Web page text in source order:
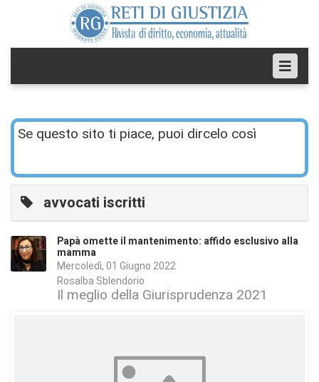
Se questo sito ti piace, puoi dircelo così
avvocati iscritti
Papà omette il mantenimento: affido esclusivo alla
mamma
Mercoledì, 01 Giugno 2022
Rosalba Sblendorio
Il meglio della Giurisprudenza 2021